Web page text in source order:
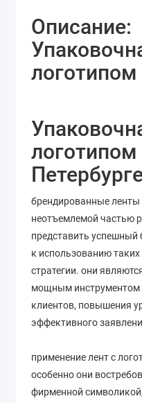
Описание:
логотипом
логотипом
брендированные ленты
неотъемлемой частью
представить успешный
к использованию
стратегии. они
мощным инструментом
клиентов, повышения
эффективного
применение лент с
особенно они
фирменной